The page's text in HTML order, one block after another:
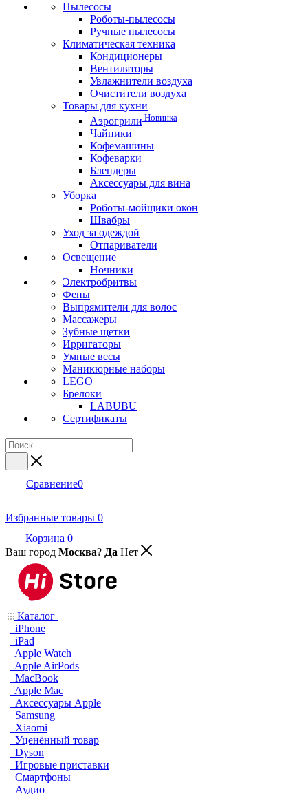
Пылесосы
Роботы-пылесосы
Ручные пылесосы
Климатическая техника
Кондиционеры
Вентиляторы
Увлажнители воздуха
Очистители воздуха
Товары для кухни
Аэрогрили Новинка
Чайники
Кофемашины
Кофеварки
Блендеры
Аксессуары для вина
Уборка
Роботы-мойщики окон
Швабры
Уход за одеждой
Отпариватели
Освещение
Ночники
Электробритвы
Фены
Выпрямители для волос
Массажеры
Зубные щетки
Ирригаторы
Умные весы
Маникюрные наборы
LEGO
Брелоки
LABUBU
Сертификаты
Сравнение0
Избранные товары 0
Корзина 0
Ваш город Москва? Да Нет
Каталог
iPhone
iPad
Apple Watch
Apple AirPods
MacBook
Apple Mac
Аксессуары Apple
Samsung
Xiaomi
Уценённый товар
Dyson
Игровые приставки
Смартфоны
Аудио